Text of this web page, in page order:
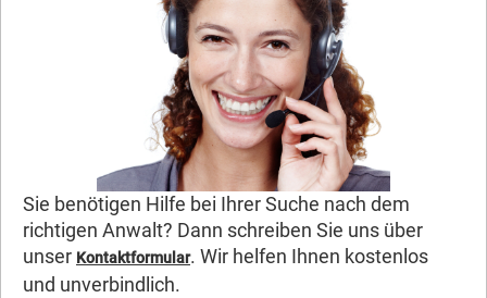
Sie benötigen Hilfe bei Ihrer Suche nach dem
richtigen Anwalt? Dann schreiben Sie uns über
unser Kontaktformular. Wir helfen Ihnen kostenlos
und unverbindlich.